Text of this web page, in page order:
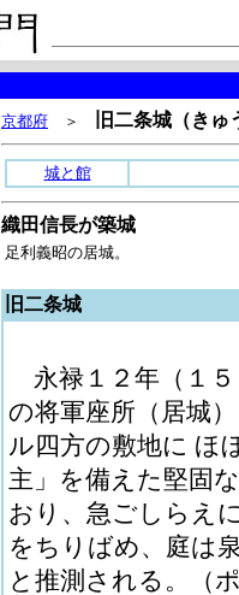
京都府 ＞ 旧二条城（き
城と館
織田信長が築城
足利義昭の居城。
旧二条城
永禄１２年（１５
の将軍座所（居城
ル四方の敷地に ほ
主」を備えた堅固
おり、急ごしらえ
をちりばめ、庭は
と推測される。（